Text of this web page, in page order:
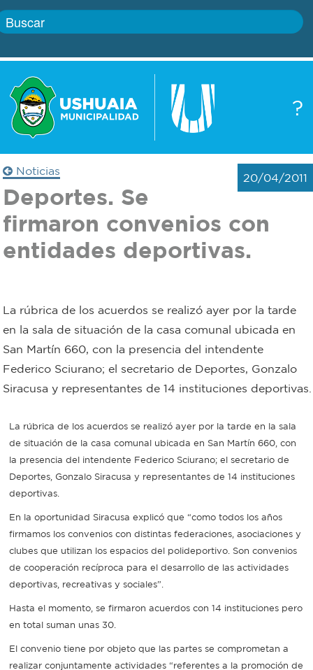
?
Boletín
Defensa
civil
Bromatología
Rentas
Mi
bondi
Boleto
estudiantil
Recorrido
colectivos
Recarga
Gobierno
Trámites
Transparencia
Correo
Personal
Noticias
20/04/2011
Deportes. Se
firmaron convenios con
entidades deportivas.
La rúbrica de los acuerdos se realizó ayer por la tarde
en la sala de situación de la casa comunal ubicada en
San Martín 660, con la presencia del intendente
Federico Sciurano; el secretario de Deportes, Gonzalo
Siracusa y representantes de 14 instituciones deportivas.
La rúbrica de los acuerdos se realizó ayer por la tarde en la sala
de situación de la casa comunal ubicada en San Martín 660, con
la presencia del intendente Federico Sciurano; el secretario de
Deportes, Gonzalo Siracusa y representantes de 14 instituciones
deportivas.
En la oportunidad Siracusa explicó que “como todos los años
firmamos los convenios con distintas federaciones, asociaciones y
clubes que utilizan los espacios del polideportivo. Son convenios
de cooperación recíproca para el desarrollo de las actividades
deportivas, recreativas y sociales”.
Hasta el momento, se firmaron acuerdos con 14 instituciones pero
en total suman unas 30.
El convenio tiene por objeto que las partes se comprometan a
realizar conjuntamente actividades “referentes a la promoción de